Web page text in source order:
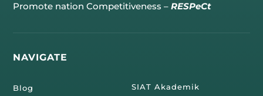
Promote nation Competitiveness –RESPeCt
NAVIGATE
Blog SIAT Akademik